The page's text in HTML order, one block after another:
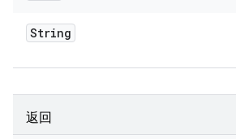
String
返回